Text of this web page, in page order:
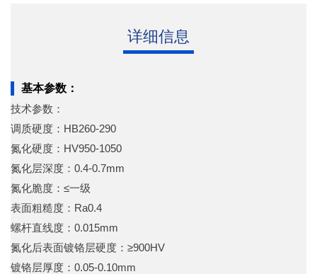
详细信息
基本参数：
技术参数：
调质硬度：HB260-290
氮化硬度：HV950-1050
氮化层深度：0.4-0.7mm
氮化脆度：≤一级
表面粗糙度：Ra0.4
螺杆直线度：0.015mm
氮化后表面镀铬层硬度：≥900HV
镀铬层厚度：0.05-0.10mm